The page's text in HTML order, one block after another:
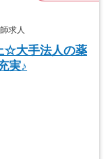
求人
☆大手法人の薬
実♪